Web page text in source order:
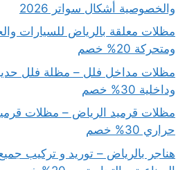
والخصوصية أشكال سواتر 2026
مظلات معلقة بالرياض للسيارات
ومتحركة 20% خصم
مظلات مداخل فلل – مظلة فلل
وداخلية 30% خصم
مظلات قرميد الرياض – مظلات
حراري 30% خصم
هناجر بالرياض – توريد و تركيب جميع